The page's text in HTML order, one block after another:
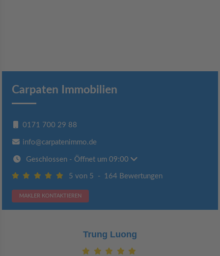
Carpaten Immobilien
0171 700 29 88
info@carpatenimmo.de
Geschlossen - Öffnet um 09:00
5 von 5 - 164 Bewertungen
MAKLER KONTAKTIEREN
Trung Luong